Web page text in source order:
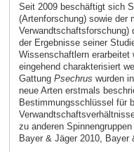
Seit 2009 beschäftigt sich
(Artenforschung) sowie der
Verwandtschaftsforschung)
der Ergebnisse seiner
Wissenschaftlern erarbeitet
eingehend charakterisiert
Gattung Psechrus wurden
neue Arten erstmals
Bestimmungsschlüssel für
zu anderen
Bayer & Jäger 2010, Bayer